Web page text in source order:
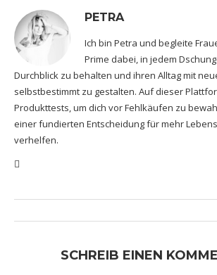
PETRA
Ich bin Petra und begleite
Prime dabei, in jedem
Durchblick zu behalten und ihren Alltag mit
selbstbestimmt zu gestalten. Auf dieser
Produkttests, um dich vor Fehlkäufen zu
einer fundierten Entscheidung für mehr
verhelfen.
SCHREIB EINEN